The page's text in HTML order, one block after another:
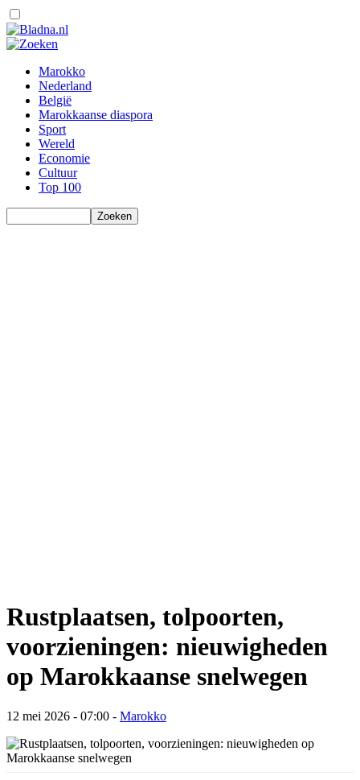
Marokko
Nederland
België
Marokkaanse diaspora
Sport
Wereld
Economie
Cultuur
Top 100
Rustplaatsen, tolpoorten,
voorzieningen: nieuwigheden
op Marokkaanse snelwegen
12 mei 2026 - 07:00 - Marokko